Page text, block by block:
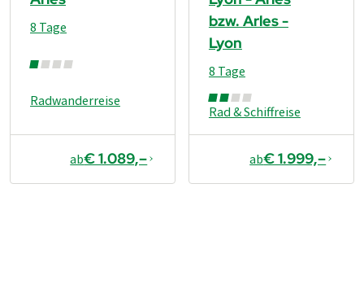
Radwanderreise
8 Tage
ab€ 1.089,–
bzw. Arles -
Lyon
Rad & Schiffreise
8 Tage
ab€ 1.999,–